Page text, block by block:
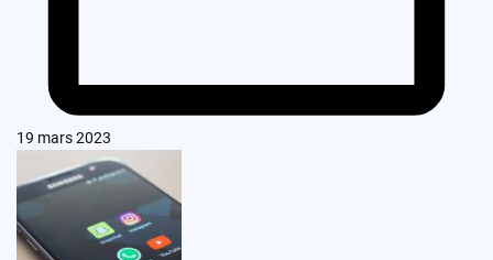
19 mars 2023